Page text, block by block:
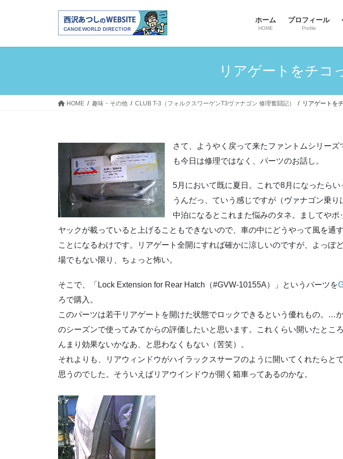
ホーム
HOME
プロフィール
Profile
リアゲートをチコ
HOME 趣味・その他 CLUB T-3（フォルクスワーゲンT3ヴァナゴン 修理奮闘記） リアゲートを
さて、ようやく戻って来たファントムシリーズ
も今日は修理ではなく、パーツのお話し。
5月において既に夏日。これで8月になったらい
うんだっ、ていう感じですが（ヴァナゴン乗
中泊になるとこれまた悩みのタネ。ましてやポ
ヤックが載っていると上げることもできないので、車の中にどうやって風を通
ことになるわけです。リアゲート全開にすれば確かに涼しいのですが、よっぽ
場でもない限り、ちょっと怖い。
そこで、「Lock Extension for Rear Hatch（#GVW-10155A）」というパーツを
ろで購入。
このパーツは若干リアゲートを開けた状態でロックできるという優れもの。…
のシーズンで使ってみてからの評価したいと思います。これくらい開いたとこ
んまり効果ないかなあ、と思わなくもない（苦笑）。
それよりも、リアウィンドウがハイラックスサーフのように開いてくれたらと
思うのでした。そういえばリアウインドウが開く箱車ってあるのかな。